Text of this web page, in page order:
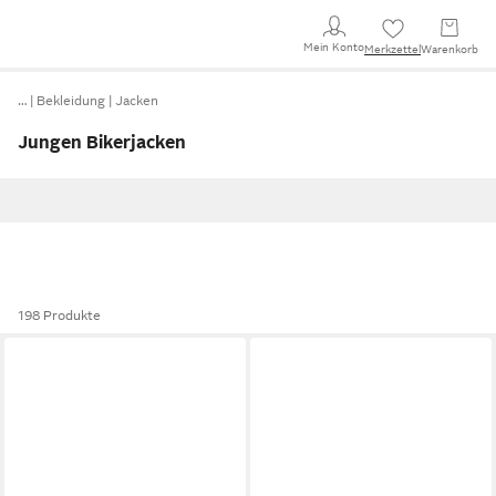
Mein KontoMerkzettel Warenkorb
… Bekleidung Jacken
Jungen Bikerjacken
198 Produkte